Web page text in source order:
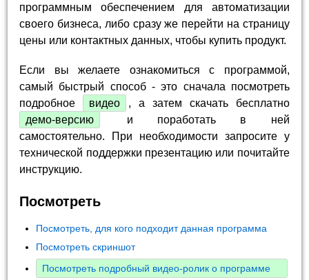
программным обеспечением для автоматизации
своего бизнеса, либо сразу же перейти на страницу
цены или контактных данных, чтобы купить продукт.
Если вы желаете ознакомиться с программой,
самый быстрый способ - это сначала посмотреть
подробное
видео
, а затем скачать бесплатно
демо-версию
и поработать в ней
самостоятельно. При необходимости запросите у
технической поддержки презентацию или почитайте
инструкцию.
Посмотреть
Посмотреть, для кого подходит данная программа
Посмотреть скриншот
Посмотреть подробный видео-ролик о программе